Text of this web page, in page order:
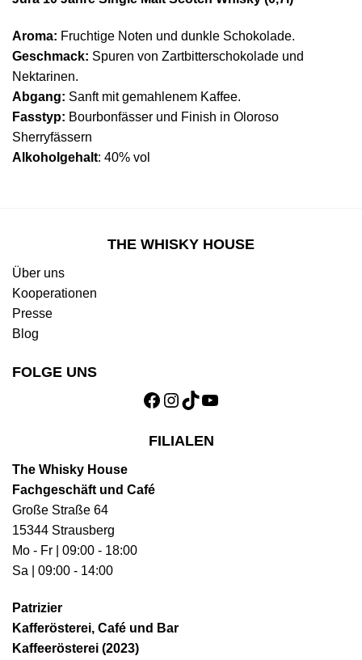
Aroma: Fruchtige Noten und dunkle Schokolade.
Geschmack: Spuren von Zartbitterschokolade und
Nektarinen.
Abgang: Sanft mit gemahlenem Kaffee.
Fasstyp: Bourbonfässer und Finish in Oloroso
Sherryfässern
Alkoholgehalt: 40% vol
THE WHISKY HOUSE
Über uns
Kooperationen
Presse
Blog
FOLGE UNS
Facebook
Instagram
TikTokYouTube
FILIALEN
The Whisky House
Fachgeschäft und Café
Große Straße 64
15344 Strausberg
Mo - Fr | 09:00 - 18:00
Sa | 09:00 - 14:00
Patrizier
Kafferösterei, Café und Bar
Kaffeerösterei (2023)